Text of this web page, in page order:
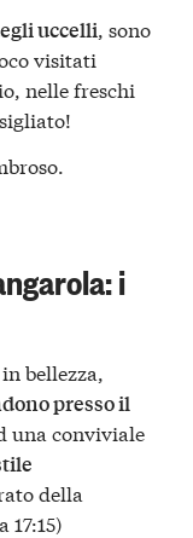
uccelli, sono
visitati
nelle freschi
i
bellezza,
presso il
una conviviale
della